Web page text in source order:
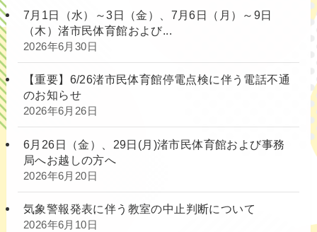
7月1日（水）～3日（金）、7月6日（月）～9日
（木）渚市民体育館および...
2026年6月30日
【重要】6/26渚市民体育館停電点検に伴う電話不通
のお知らせ
2026年6月26日
6月26日（金）、29日(月)渚市民体育館および事務
局へお越しの方へ
2026年6月20日
気象警報発表に伴う教室の中止判断について
2026年6月10日